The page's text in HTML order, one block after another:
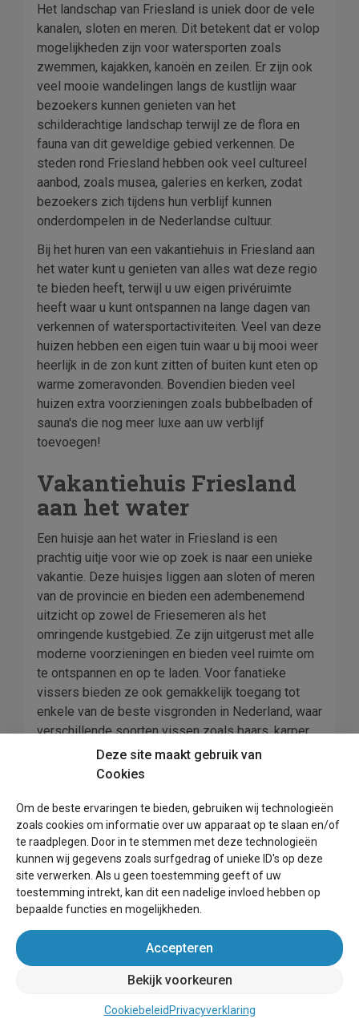
Het landschap van Friesland is uniek door de vele
kanalen, sloten en meren. Dit betekent dat er volop
mogelijkheden zijn voor watersporten zoals
zwemmen, kajakken, kanoën en zeilen. Er zijn ook
veel mooie wandelingen langs de kustlijn waar
bezoekers kunnen genieten van het
schilderachtige landschap terwijl ze de flora en
fauna van dit geweldige gebied verkennen. De
steden rond Friesland hebben ook veel cultureel
aanbod, zoals musea, galeries en kerken, zodat
bezoekers zich tijdens hun verblijf kunnen
onderdompelen in de Nederlandse cultuur.
Bij het huren van een vakantiehuis in Friesland aan
het water kunt u genieten van alles wat deze regio
te bieden heeft, terwijl u uw eigen privéruimte
heeft waar u kunt ontspannen na lange dagen van
verkennen of watersportactiviteiten. Veel van deze
huizen hebben een eigen tuin waar u bij mooi weer
heerlijk in de zon kunt zitten of buiten kunt eten op
warme zomeravonden. Bovendien bieden veel
huizen extra voorzieningen zoals bubbelbaden of
sauna's die nog meer luxe aan uw verblijf
toevoegen!
Vakantiehuis Friesland
aan het water
Een huisje aan het water in Friesland is een
prachtig uitje voor wie op zoek is naar een unieke
vakantie. Deze huisjes liggen aan sloten of meren
van de provincie en bieden een adembenemend
uitzicht op zowel de Friesemeren als het
omringende kustgebied. Ze zijn uitgerust met alle
moderne voorzieningen en bieden veel ruimte om
te ontspannen en op te laden. Voor fanatieke
vissers bieden ze ook gemakkelijk toegang tot
enkele van de beste visgronden in Nederland, waar
verschillende soorten vissen zoals baars, karper
en voorn. Als u zich avontuurlijk voelt, kunt u
kajakken of zeilen vanuit uw vakantiehuis, zodat u
charmante stadjes en dorpjes in de buurt bieden tal
van culturele attracties en talrijke restaurants met
heerlijke regionale gerechten, bereid met verse
lokale ingrediënten. Er is zoveel te zien en te doen
dat u tijdens uw verblijf in een van deze bijzondere
vakantiehuizen aan het water in Friesland het leven
Wat is er te doen in
Friesland?
Er is genoeg te doen in Friesland voor jong en oud!
Deze site maakt gebruik van
Cookies
Om de beste ervaringen te bieden, gebruiken wij technologieën
zoals cookies om informatie over uw apparaat op te slaan en/of
te raadplegen. Door in te stemmen met deze technologieën
kunnen wij gegevens zoals surfgedrag of unieke ID's op deze
site verwerken. Als u geen toestemming geeft of uw
toestemming intrekt, kan dit een nadelige invloed hebben op
bepaalde functies en mogelijkheden.
Accepteren
Bekijk voorkeuren
Cookiebeleid Privacyverklaring